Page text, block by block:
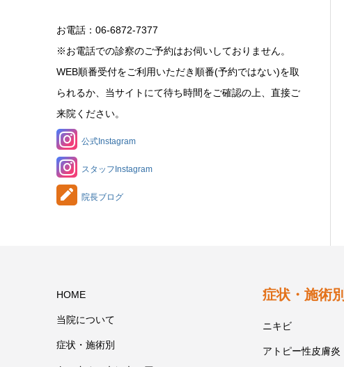
お電話：06-6872-7377
※お電話での診察のご予約はお伺いしておりません。
WEB順番受付をご利用いただき順番(予約ではない)を取
られるか、当サイトにて待ち時間をご確認の上、直接ご
来院ください。
公式Instagram
スタッフInstagram
院長ブログ
HOME
当院について
症状・施術別
症状・施術別
ニキビ
アトピー性皮膚炎